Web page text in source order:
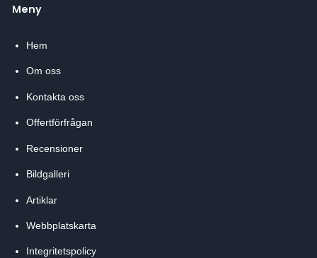
Meny
Hem
Om oss
Kontakta oss
Offertförfrågan
Recensioner
Bildgalleri
Artiklar
Webbplatskarta
Integritetspolicy